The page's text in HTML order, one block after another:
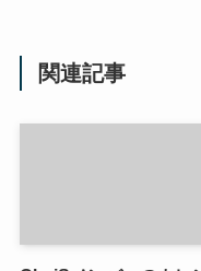
関連記事